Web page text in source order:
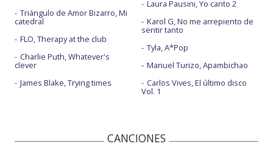
Triángulo de Amor Bizarro, Mi
catedral
FLO, Therapy at the club
Charlie Puth, Whatever's
clever
James Blake, Trying times
Laura Pausini, Yo canto 2
Karol G, No me arrepiento de
sentir tanto
Tyla, A*Pop
Manuel Turizo, Apambichao
Carlos Vives, El último disco
Vol. 1
CANCIONES